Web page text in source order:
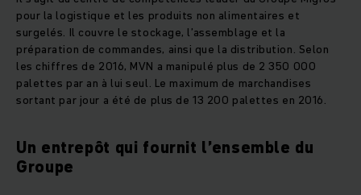
pour la logistique et les produits non alimentaires et
surgelés. Il couvre le stockage, l’assemblage et la
préparation de commandes, ainsi que la distribution. Selon
les chiffres de 2016, MVN a manipulé plus de 2 350 000
palettes par an à lui seul. Le maximum de marchandises
sortant par jour a été de plus de 13 200 palettes en 2016.
Un entrepôt qui fournit l’ensemble du
Groupe